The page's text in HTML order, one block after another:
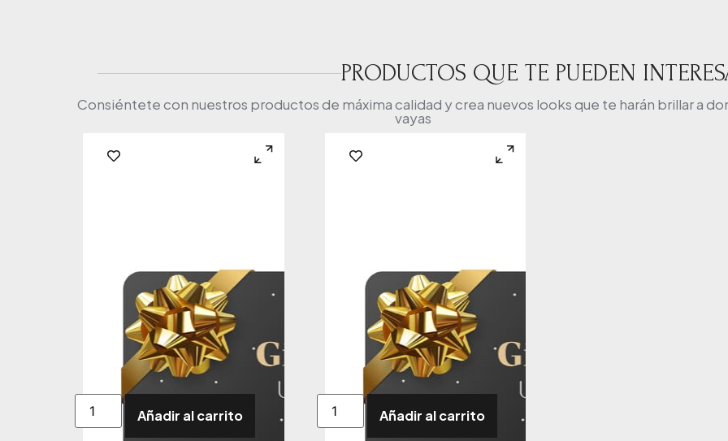
PRODUCTOS QUE TE PUEDEN
Consiéntete con nuestros productos de máxima calidad y crea nuevos looks que te harán brillar a
vayas
Añadir al carrito Añadir al carrito